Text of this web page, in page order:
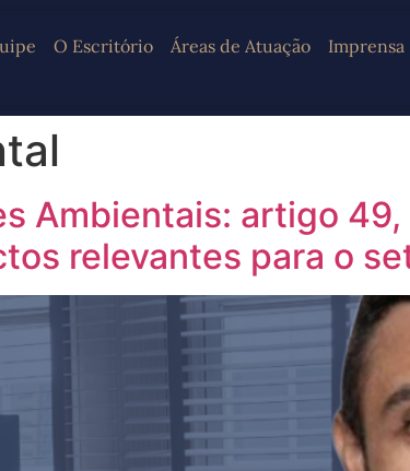
O Escritório Áreas de Atuação Imprensa
Ambientais: artigo
relevantes para o